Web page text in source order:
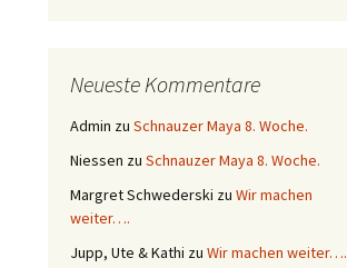
Neueste Kommentare
Admin zu Schnauzer Maya 8. Woche.
Niessen zu Schnauzer Maya 8. Woche.
Margret Schwederski zu Wir machen
weiter….
Jupp, Ute & Kathi zu Wir machen weiter….